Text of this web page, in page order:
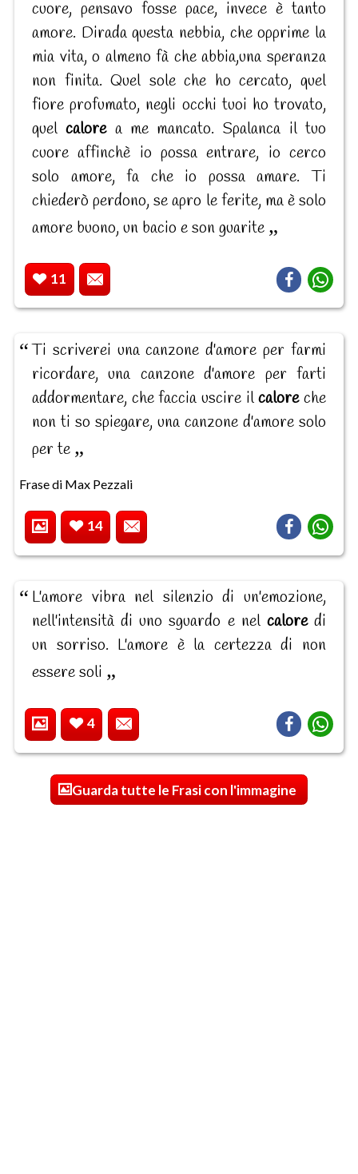
cuore, pensavo fosse pace, invece è tanto
amore. Dirada questa nebbia, che opprime la
mia vita, o almeno fà che abbia,una speranza
non finita. Quel sole che ho cercato, quel
fiore profumato, negli occhi tuoi ho trovato,
quelcalorea me mancato. Spalanca il tuo
cuore affinchè io possa entrare, io cerco
solo amore, fa che io possa amare. Ti
chiederò perdono, se apro le ferite, ma è solo
amore buono, un bacio e son guarite
11
Ti scriverei una canzone d'amore per farmi
ricordare, una canzone d'amore per farti
addormentare, che faccia uscire ilcaloreche
non ti so spiegare, una canzone d'amore solo
per te
Frase di Max Pezzali
14
L'amore vibra nel silenzio di un'emozione,
nell'intensità di uno sguardo e nel caloredi
un sorriso. L'amore è la certezza di non
essere soli
4
Guarda tutte le Frasi con l'immagine